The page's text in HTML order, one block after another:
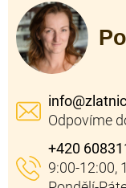
info@
+420